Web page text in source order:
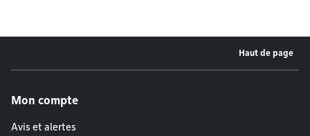
Haut de page
Mon compte
Avis et alertes